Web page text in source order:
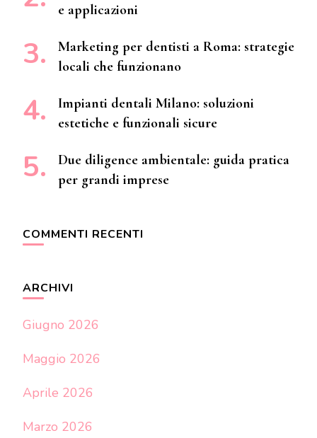
e applicazioni
Marketing per dentisti a Roma: strategie
locali che funzionano
Impianti dentali Milano: soluzioni
estetiche e funzionali sicure
Due diligence ambientale: guida pratica
per grandi imprese
COMMENTI RECENTI
ARCHIVI
Giugno 2026
Maggio 2026
Aprile 2026
Marzo 2026